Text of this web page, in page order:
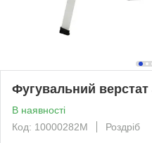
Фугувальний верстат
В наявності
Код: 10000282M
Роздріб